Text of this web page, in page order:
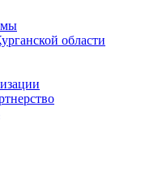
области